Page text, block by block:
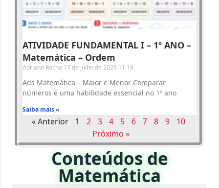
ATIVIDADE FUNDAMENTAL I – 1º ANO –
Matemática – Ordem
Adriano Rocha 17 de julho de 2026 11:18
Ads Matemática – Maior e Menor Comparar
números é uma habilidade essencial no 1º ano
Saiba mais »
« Anterior 1 2 3 4 5 6 7 8 9
10
Próximo »
Conteúdos de
Matemática